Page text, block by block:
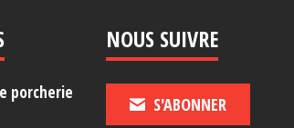
porcherie
NOUS SUIVRE
S'ABONNER